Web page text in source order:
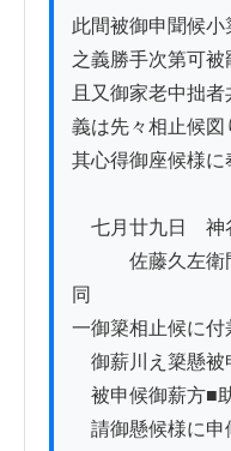
此間被御申聞候小
之義勝手次第可被
且又御家老中拙者
義は先々相止候図
其心得御座候様に
以
七月廿九日　神
佐藤久左衛
同
一御簗相止候に
御薪川え簗懸被
被申候御薪方■
請御懸候様に申